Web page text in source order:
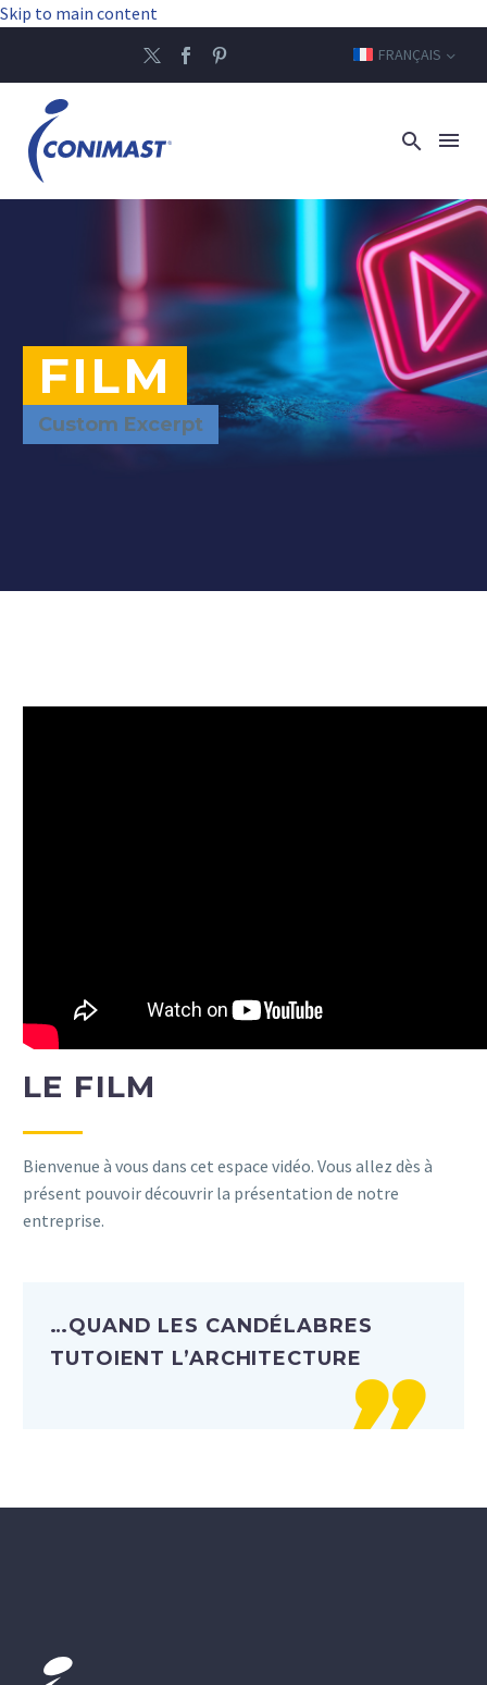
Skip to main content
FRANÇAIS
FILM
Custom Excerpt
LE FILM
Bienvenue à vous dans cet espace vidéo. Vous allez dès à
présent pouvoir découvrir la présentation de notre
entreprise.
…QUAND LES CANDÉLABRES
TUTOIENT L’ARCHITECTURE
